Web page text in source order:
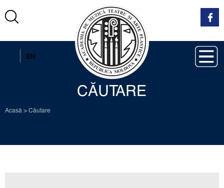
EN
CĂUTARE
Acasă > Căutare